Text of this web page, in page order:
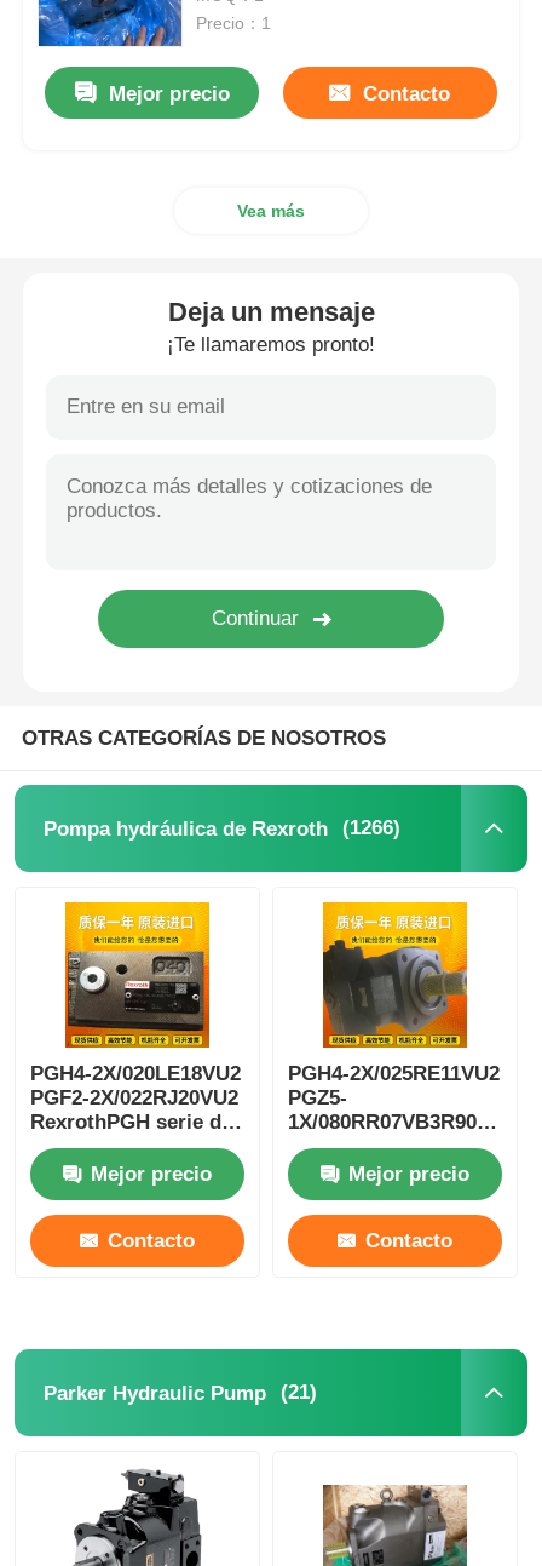
Pompa hydráulica de Rexroth
Pompa hydráulica de Vickers
Pompa hydráulica de Yuken
invernadero.
Precio：1
Mejor precio Contacto
Vea más
Deja un mensaje
¡Te llamaremos pronto!
OTRAS CATEGORÍAS DE NOSOTROS
Pompa hydráulica de Rexroth (1266)
PGH4-2X/020LE18VU2
PGF2-2X/022RJ20VU2
RexrothPGH serie de
engranajes bomba de
aceite a alta presión
hierro ductile
Mejor precio
Contacto
PGH4-2X/025RE11VU2
PGZ5-
1X/
RexrothPGH serie de
engranajes de alta
presión bomba de
aceite de hierro
ductile
Mejor precio
Contacto
Parker Hydraulic Pump (21)